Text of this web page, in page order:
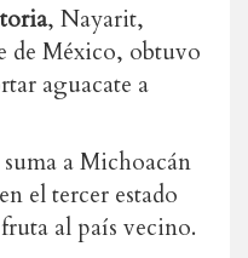
, Nayarit,
de México, obtuvo
aguacate a
a Michoacán
el tercer estado
al país vecino.